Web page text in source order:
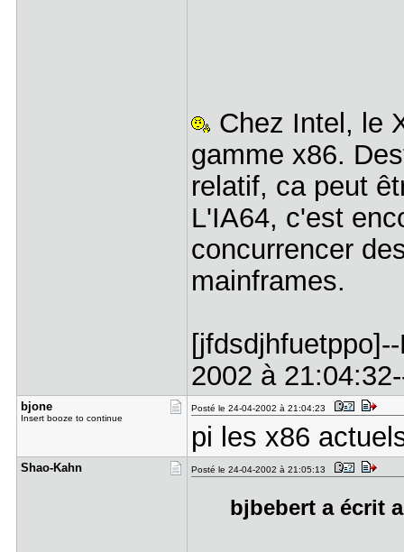
Chez Intel, le
gamme x86.
relatif, ca peut
L'IA64, c'est
concurrencer
mainframes.
2002 à
bjone
Insert booze to continue
Posté le 24-04-2002 à 21:04:23
pi les x86
Shao-Kahn Posté le 24-04-2002 à 21:05:13
bjbebert a écrit